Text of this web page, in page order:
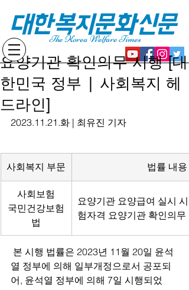
대한복지문화신문
The Korea Welfare Times
요양기관 확인의무 시행 [대
한민국 정부 | 사회복지 헤
드라인]
2023.11.21.화 | 최유진 기자
사회복지 부문 법률 내용
사회보험
국민건강보험
법
요양기관 요양급여 실시 시
험자격 요양기관 확인의무
열 정부에 의해 일부개정으로서 공포되
어, 윤석열 정부에 의해 7일 시행되었